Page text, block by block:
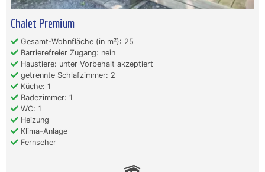
Chalet Premium
Gesamt-Wohnfläche (in m²): 25
Barrierefreier Zugang: nein
Haustiere: unter Vorbehalt akzeptiert
getrennte Schlafzimmer: 2
Küche: 1
Badezimmer: 1
WC: 1
Heizung
Klima-Anlage
Fernseher